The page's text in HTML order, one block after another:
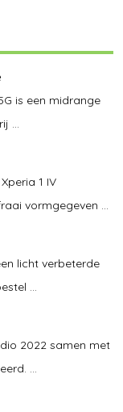
is een midrange
...
1 IV
vormgegeven ...
licht verbeterde
...
2022 samen met
...